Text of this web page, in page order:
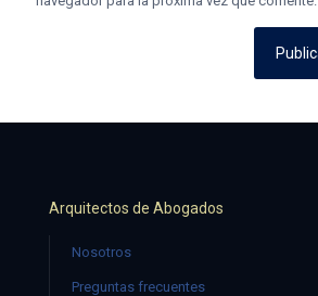
Arquitectos de Abogados
Nosotros
Preguntas frecuentes